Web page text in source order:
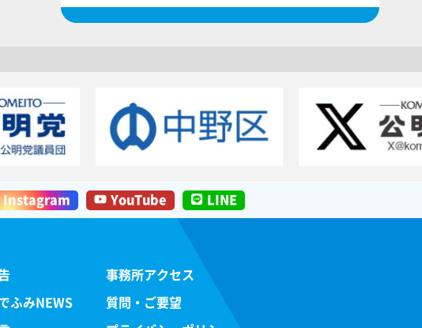
Instagram YouTube LINE
ふみNEWS
事務所アクセス
質問・ご要望